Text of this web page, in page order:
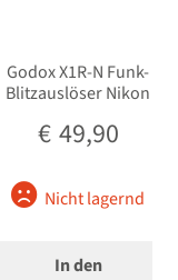
Godox X1R-N Funk-
Blitzauslöser Nikon
€ 49,90
Nicht lagernd
In den